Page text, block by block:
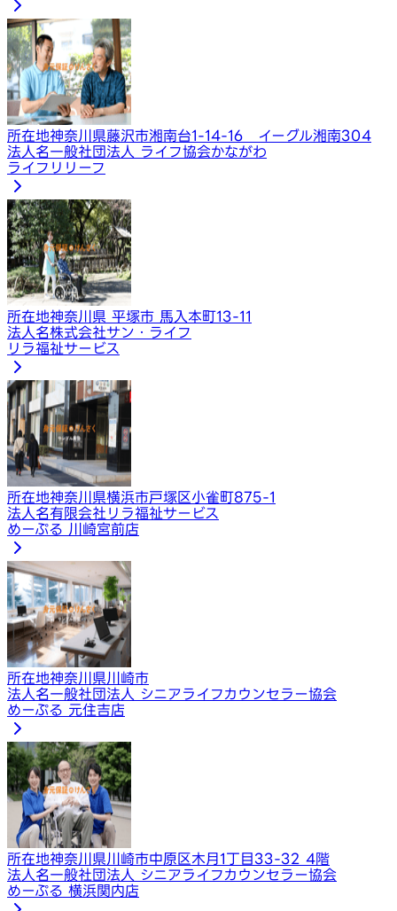
所在地神奈川県藤沢市湘南台1-14-16 イーグル湘南304
法人名一般社団法人 ライフ協会かながわ
ライフリリーフ
所在地神奈川県 平塚市 馬入本町13-11
法人名株式会社サン・ライフ
リラ福祉サービス
所在地神奈川県横浜市戸塚区小雀町875-1
法人名有限会社リラ福祉サービス
めーぷる 川崎宮前店
所在地神奈川県川崎市
法人名一般社団法人 シニアライフカウンセラー協会
めーぷる 元住吉店
所在地神奈川県川崎市中原区木月1丁目33-32 4階
法人名一般社団法人 シニアライフカウンセラー協会
めーぷる 横浜関内店